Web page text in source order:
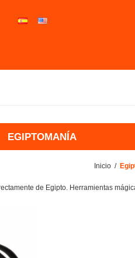
EGIPTOMANÍA
Inicio /
de Egipto. Herramientas